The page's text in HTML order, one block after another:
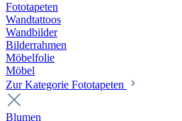
Fototapeten
Wandtattoos
Wandbilder
Bilderrahmen
Möbelfolie
Möbel
Zur Kategorie Fototapeten
Blumen